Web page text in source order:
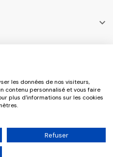

Master Tous droits
les données de nos visiteurs,
contenu personnalisé et vous faire
plus d'informations sur les cookies
Refuser